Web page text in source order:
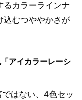
るカラーラインナ
込むつややかさが
アイカラーレーシ
はない、4色セッ